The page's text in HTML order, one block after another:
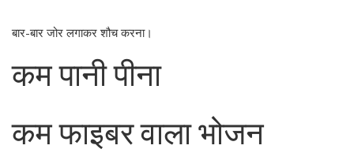
बार-बार जोर लगाकर शौच करना।
कम पानी पीना
कम फाइबर वाला भोजन